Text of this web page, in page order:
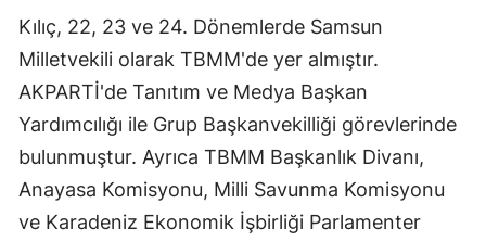
Kılıç, 22, 23 ve 24. Dönemlerde Samsun
Milletvekili olarak TBMM'de yer almıştır.
AKPARTİ'de Tanıtım ve Medya Başkan
Yardımcılığı ile Grup Başkanvekilliği görevlerinde
bulunmuştur. Ayrıca TBMM Başkanlık Divanı,
Anayasa Komisyonu, Milli Savunma Komisyonu
ve Karadeniz Ekonomik İşbirliği Parlamenter